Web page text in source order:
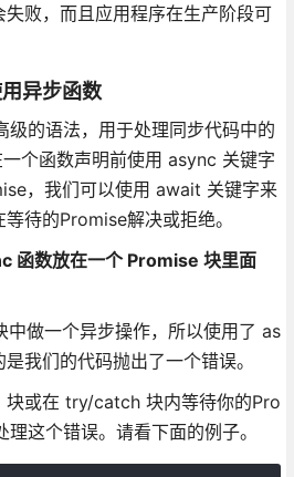
败，而且应用程序在生产阶段可
异步函数
的语法，用于处理同步代码中的
个函数声明前使用 async 关键字
，我们可以使用 await 关键字来
待的Promise解决或拒绝。
函数放在一个 Promise 块里面
做一个异步操作，所以使用了 as
我们的代码抛出了一个错误。
或在 try/catch 块内等待你的Pro
这个错误。请看下面的例子。